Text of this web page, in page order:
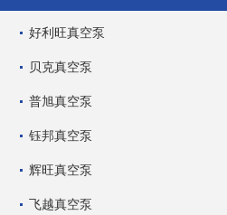
好利旺真空泵
贝克真空泵
普旭真空泵
钰邦真空泵
辉旺真空泵
飞越真空泵